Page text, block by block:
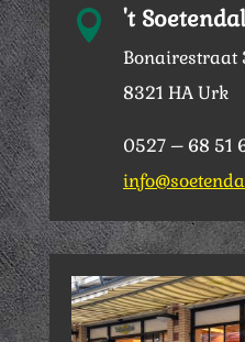
 't
Bonairestraat
8321 HA Urk
0527 – 68 51